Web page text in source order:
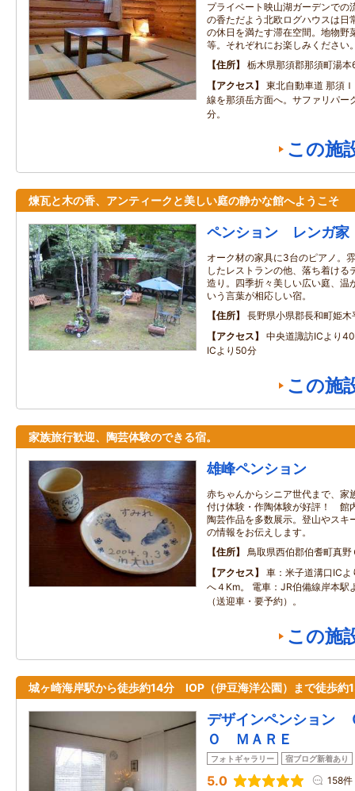
プライベート映山湖ガーデンでの
の香ただよう北欧ログハウスは日
の休日を満たす滞在空間。地物野
等。それぞれにお楽しみください
住所
栃木県那須郡那須町湯
アクセス
東北自動車道 那須
線を那須岳方面へ。サファリパー
分。
この施
煉瓦と木の香、アンティークと美しい庭の静かな館へようこそ
ペンション レンガ家
オーク材の家具に3台のピアノ。
したレストランの他、落ち着ける
造り。四季折々美しい広い庭、温
いう言葉が相応しい宿。
住所
長野県小県郡長和町姫木
アクセス
中央道諏訪ICより
ICより50分
この施
家族旅行歓迎、陶芸体験のできる宿。
雄峰ペンション
赤ちゃんからシニア世代まで、家
付け体験・作陶体験が好評！ 館
陶芸作品を多数展示。登山やスキ
の情報をお伝えします。
住所
鳥取県西伯郡伯耆町真野
アクセス
車：米子道溝口IC
へ４Km。 電車：JR伯備線岸本駅
（送迎車・要予約）。
この施
城ヶ崎海岸駅から徒歩約14分 IOP（伊豆海洋公園）まで徒歩約
デザインペンション
Ｏ ＭＡＲＥ
フォトギャラリー 宿ブログ新着あり
5.0 158件